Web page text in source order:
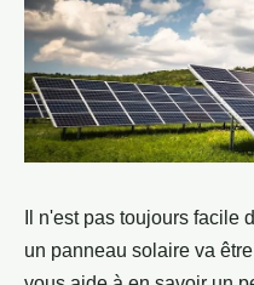
Il n'est pas toujours
un panneau solaire va